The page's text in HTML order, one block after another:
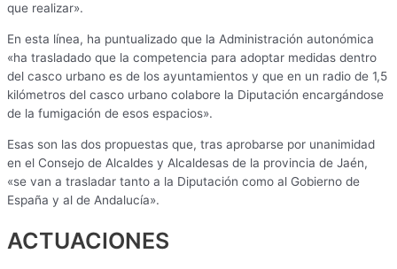
que realizar».
En esta línea, ha puntualizado que la Administración autonómica
«ha trasladado que la competencia para adoptar medidas dentro
del casco urbano es de los ayuntamientos y que en un radio de 1,5
kilómetros del casco urbano colabore la Diputación encargándose
de la fumigación de esos espacios».
Esas son las dos propuestas que, tras aprobarse por unanimidad
en el Consejo de Alcaldes y Alcaldesas de la provincia de Jaén,
«se van a trasladar tanto a la Diputación como al Gobierno de
España y al de Andalucía».
ACTUACIONES